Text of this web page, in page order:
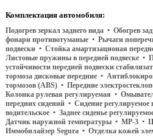
Комплектация автомобиля:
Подогрев зеркал заднего вида • Обогрев
фонари противотуманые • Рычаги
подвески • Стойка амартизационая
Листовые пружины в передней подвеске •
устойчивости передней подвески
тормоза дисковые передние •
тормозов (ABS) • Передние
Колонка рулевая регулируемая •
передних сидений • Сидение регулируемое
водительское • Заднее сиденье
Датчик наружной температуры • МР-3 •
Иммобилайзер Segura • Отделка кожей